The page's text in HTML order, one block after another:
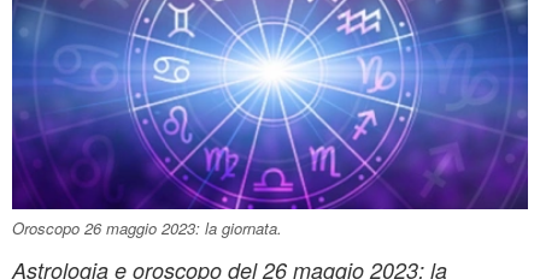
Oroscopo 26 maggio 2023: la giornata.
Astrologia e oroscopo del 26 maggio 2023: la